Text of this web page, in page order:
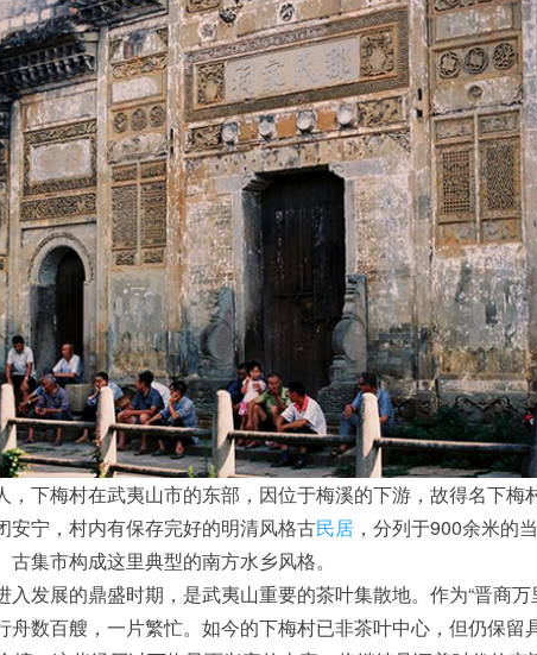
，下梅村在武夷山市的东部，因位于梅溪的下游，故得名下梅
安宁，村内有保存完好的明清风格古民居 ，分列于900余米的
集市构成这里典型的南方水乡风格。
入发展的鼎盛时期，是武夷山重要的茶叶集散地。作为“晋商万
舟数百艘，一片繁忙。如今的下梅村已非茶叶中心，但仍保留